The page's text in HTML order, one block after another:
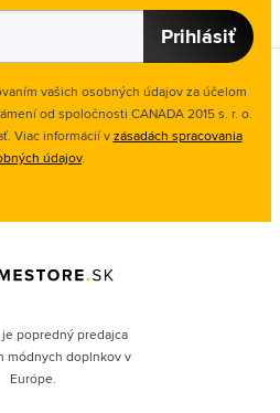
Prihlásiť
vašich osobných údajov za účelom
od spoločnosti CANADA 2015 s. r. o.
Viac informácií vzásadách spracovania
údajov.
popredný predajca
módnych doplnkov v
Európe.